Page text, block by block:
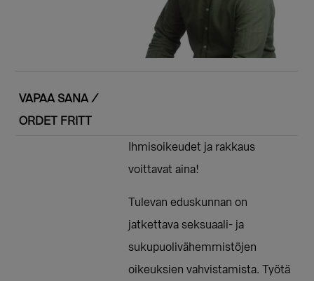
VAPAA SANA /
ORDET FRITT
Ihmisoikeudet ja rakkaus
voittavat aina!
Tulevan eduskunnan on
jatkettava seksuaali- ja
sukupuolivähemmistöjen
oikeuksien vahvistamista. Työtä